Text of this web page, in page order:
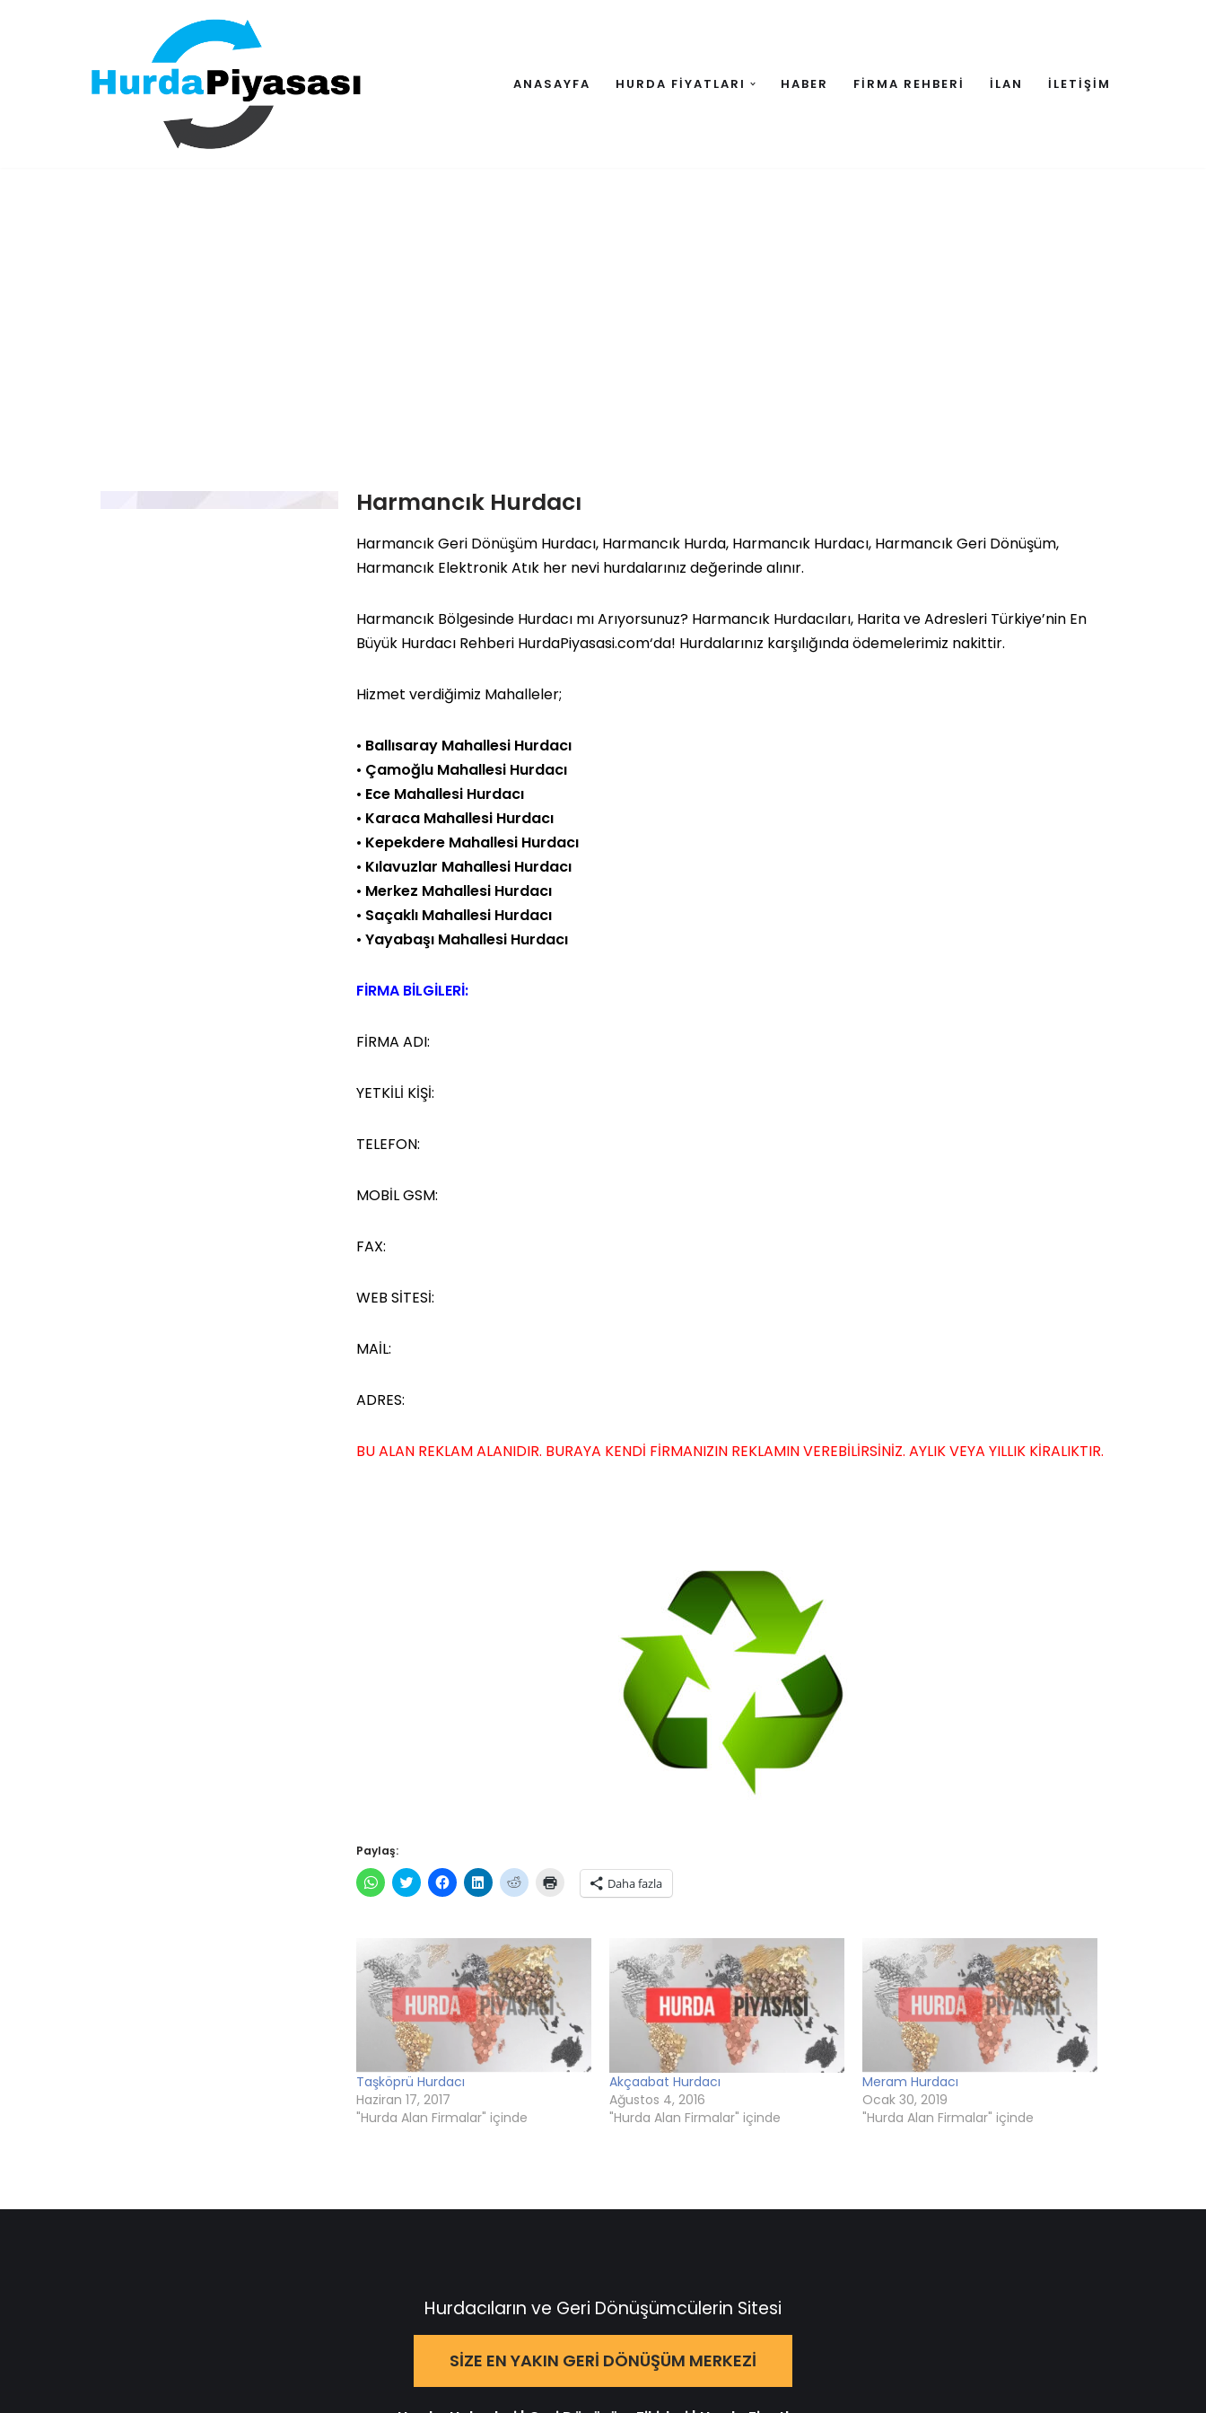
ANASAYFA HURDA FİYATLARI HABER FİRMA REHBERİ İLAN İLETİŞİM
Harmancık Hurdacı
Harmancık Geri Dönüşüm Hurdacı, Harmancık Hurda, Harmancık Hurdacı, Harmancık Geri Dönüşüm,
Harmancık Elektronik Atık her nevi hurdalarınız değerinde alınır.
Harmancık Bölgesinde Hurdacı mı Arıyorsunuz? Harmancık Hurdacıları, Harita ve Adresleri Türkiye’nin En
Büyük Hurdacı Rehberi HurdaPiyasasi.com‘da! Hurdalarınız karşılığında ödemelerimiz nakittir.
Hizmet verdiğimiz Mahalleler;
• Ballısaray Mahallesi Hurdacı
• Çamoğlu Mahallesi Hurdacı
• Ece Mahallesi Hurdacı
• Karaca Mahallesi Hurdacı
• Kepekdere Mahallesi Hurdacı
• Kılavuzlar Mahallesi Hurdacı
• Merkez Mahallesi Hurdacı
• Saçaklı Mahallesi Hurdacı
• Yayabaşı Mahallesi Hurdacı
FİRMA BİLGİLERİ:
FİRMA ADI:
YETKİLİ KİŞİ:
TELEFON:
MOBİL GSM:
FAX:
WEB SİTESİ:
MAİL:
ADRES:
BU ALAN REKLAM ALANIDIR. BURAYA KENDİ FİRMANIZIN REKLAMIN VEREBİLİRSİNİZ. AYLIK VEYA YILLIK KİRALIKTIR.
Paylaş:
WhatsApp'ta
paylaşmak
pencerede
açılır)
Twitter
üzerinde
(Yeni
pencerede
açılır)
Facebook'ta
paylaşmak
pencerede
açılır)
Linkedln
üzerinden
(Yeni
pencerede
açılır)
Reddit
üzerinde
(Yeni
pencerede
açılır)
Yazdırmak
tıklayın
açılır)
Daha fazla
Taşköprü Hurdacı
Haziran 17, 2017
"Hurda Alan Firmalar" içinde
Akçaabat Hurdacı
Ağustos 4, 2016
"Hurda Alan Firmalar" içinde
Meram Hurdacı
Ocak 30, 2019
"Hurda Alan Firmalar" içinde
Hurdacıların ve Geri Dönüşümcülerin Sitesi
SIZE EN YAKIN GERI DÖNÜŞÜM MERKEZI